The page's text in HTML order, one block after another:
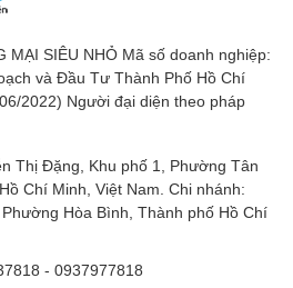
MẠI SIÊU NHỎ Mã số doanh nghiệp:
và Đầu Tư Thành Phố Hồ Chí
2022) Người đại diện theo pháp
Thị Đặng, Khu phố 1, Phường Tân
Chí Minh, Việt Nam. Chi nhánh:
Hòa Bình, Thành phố Hồ Chí
- 0937977818